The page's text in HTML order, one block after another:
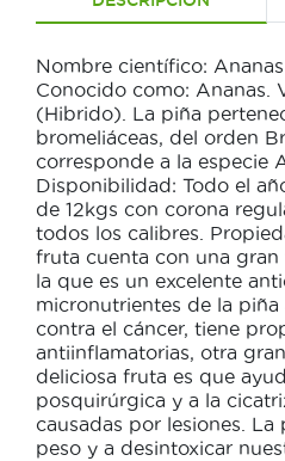
Nombre científico:
Conocido como: Ananas.
(Hibrido). La piña
bromeliáceas, del orden
corresponde a la especie
Disponibilidad: Todo el
de 12kgs con corona
todos los calibres.
fruta cuenta con una
la que es un excelente
micronutrientes de la
contra el cáncer, tiene
antiinflamatorias, otra
deliciosa fruta es que
posquirúrgica y a la
causadas por lesiones.
peso y a desintoxicar